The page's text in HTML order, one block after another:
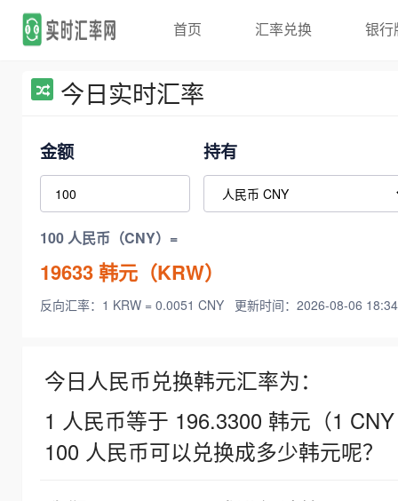
首页 汇率兑换 银行
今日实时汇率
金额 持有
100 人民币（CNY）=
19633韩元（KRW）
反向汇率：1 KRW = 0.0051 CNY 更新时间：2026-08-06
今日人民币兑换韩元汇率为：
1 人民币等于 196.3300 韩元（1
100 人民币可以兑换成多少韩元呢？